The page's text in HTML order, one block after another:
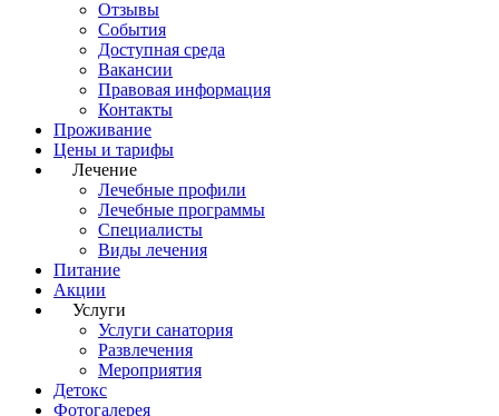
Отзывы
События
Доступная среда
Вакансии
Правовая информация
Контакты
Проживание
Цены и тарифы
Лечение
Лечебные профили
Лечебные программы
Специалисты
Виды лечения
Питание
Акции
Услуги
Услуги санатория
Развлечения
Мероприятия
Детокс
Фотогалерея